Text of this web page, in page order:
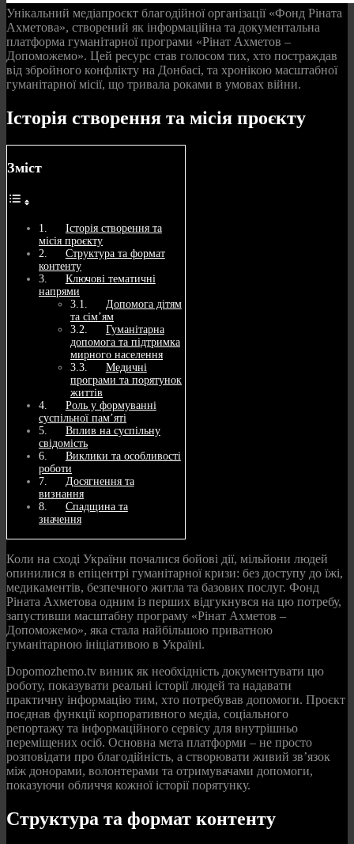
Унікальний медіапроєкт благодійної організації «Фонд Ріната
Ахметова», створений як інформаційна та документальна
платформа гуманітарної програми «Рінат Ахметов –
Допоможемо». Цей ресурс став голосом тих, хто постраждав
від збройного конфлікту на Донбасі, та хронікою масштабної
гуманітарної місії, що тривала роками в умовах війни.
Історія створення та місія проєкту
Зміст
Історія створення та
місія проєкту
Структура та формат
контенту
Ключові тематичні
напрями
Допомога дітям
та сім’ям
Гуманітарна
допомога та підтримка
мирного населення
Медичні
програми та порятунок
життів
Роль у формуванні
суспільної пам’яті
Вплив на суспільну
свідомість
Виклики та особливості
роботи
Досягнення та
визнання
Спадщина та
значення
Коли на сході України почалися бойові дії, мільйони людей
опинилися в епіцентрі гуманітарної кризи: без доступу до їжі,
медикаментів, безпечного житла та базових послуг. Фонд
Ріната Ахметова одним із перших відгукнувся на цю потребу,
запустивши масштабну програму «Рінат Ахметов –
Допоможемо», яка стала найбільшою приватною
гуманітарною ініціативою в Україні.
Dopomozhemo.tv виник як необхідність документувати цю
роботу, показувати реальні історії людей та надавати
практичну інформацію тим, хто потребував допомоги. Проєкт
поєднав функції корпоративного медіа, соціального
репортажу та інформаційного сервісу для внутрішньо
переміщених осіб. Основна мета платформи – не просто
розповідати про благодійність, а створювати живий зв’язок
між донорами, волонтерами та отримувачами допомоги,
показуючи обличчя кожної історії порятунку.
Структура та формат контенту